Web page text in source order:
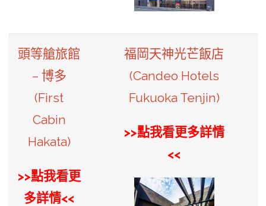
頭等艙旅館
– 博多
(First
Cabin
Hakata)
>>點我看更
多詳情<<
福岡天神光芒飯店
(Candeo Hotels
Fukuoka Tenjin)
>>點我看更多詳情
<<